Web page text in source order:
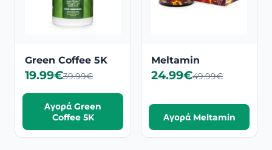
Green Coffee 5K
19.99€39.99€
Αγορά Green
Coffee 5K
Meltamin
24.99€49.99€
Αγορά Meltamin